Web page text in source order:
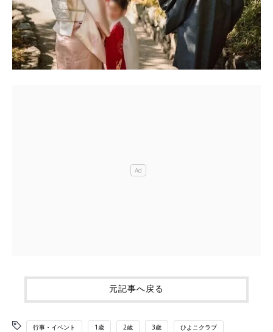
元記事へ戻る
行事・イベント 1歳 2歳 3歳 ひよこクラブ